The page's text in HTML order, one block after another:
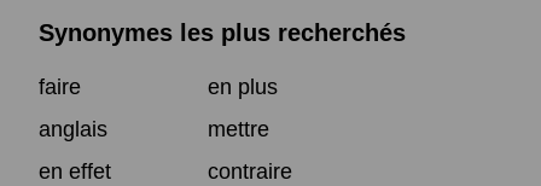
Synonymes les plus recherchés
faire
en plus
anglais
mettre
en effet
contraire